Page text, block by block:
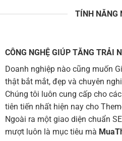
TÍNH NĂNG
CÔNG NGHỆ GIÚP TĂNG TRẢI
Doanh nghiệp nào cũng muốn
thật bắt mắt, đẹp và chuyên
Chúng tôi luôn cung cấp cho
tiên tiến nhất hiện nay cho
Ngoài ra một giao diện chuẩn
mượt luôn là mục tiêu mà